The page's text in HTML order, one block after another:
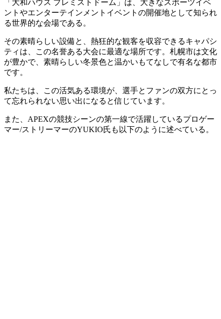
「大和ハウス プレミストドーム」は、大きなスポーツイベ
ントやエンターテインメントイベントの開催地として知られ
る世界的な会場である。
その素晴らしい設備と、熱狂的な観客を収容できるキャパシ
ティは、この名誉ある大会に最適な場所です。札幌市は文化
が豊かで、素晴らしい冬景色と温かいもてなしで有名な都市
です。
私たちは、この活気ある環境が、選手とファンの双方にとっ
て忘れられない思い出になると信じています。
また、APEXの競技シーンの第一線で活躍しているプロゲー
マー/ストリーマーのYUKIO氏も以下のように述べている。